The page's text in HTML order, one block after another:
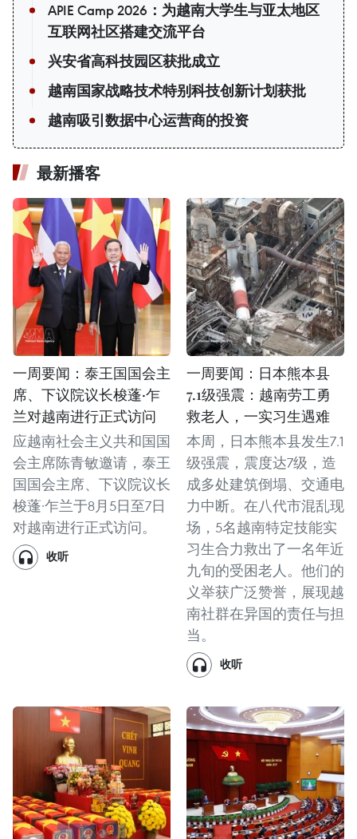
APIE Camp 2026：为越南大学生与亚太地区
互联网社区搭建交流平台
兴安省高科技园区获批成立
越南国家战略技术特别科技创新计划获批
越南吸引数据中心运营商的投资
最新播客
一周要闻：泰王国国会主
席、下议院议长梭蓬·乍
兰对越南进行正式访问
应越南社会主义共和国国
会主席陈青敏邀请，泰王
国国会主席、下议院议长
梭蓬·乍兰于8月5日至7日
对越南进行正式访问。
收听
一周要闻：日本熊本县
7.1级强震：越南劳工勇
救老人，一实习生遇难
本周，日本熊本县发生7.1
级强震，震度达7级，造
成多处建筑倒塌、交通电
力中断。在八代市混乱现
场，5名越南特定技能实
习生合力救出了一名年近
九旬的受困老人。他们的
义举获广泛赞誉，展现越
南社群在异国的责任与担
当。
收听